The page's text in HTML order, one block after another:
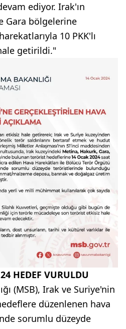
ediyor. Irak'ın
Gara bölgelerine
10 PKK'lı
getirildi."
HEDEF VURULDU
(MSB), Irak ve Suriye'nin
düzenlenen hava
sorumlu düzeyde